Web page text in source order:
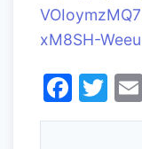
xM8SH-
F
a
T
w